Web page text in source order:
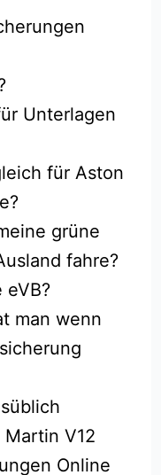
Unterlagen
für Aston
grüne
fahre?
eVB?
man wenn
V12
Online